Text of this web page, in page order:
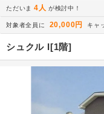
ただいま 4人 が検討中！
対象者全員に 20,000円 キャ
シュクル I[1階]